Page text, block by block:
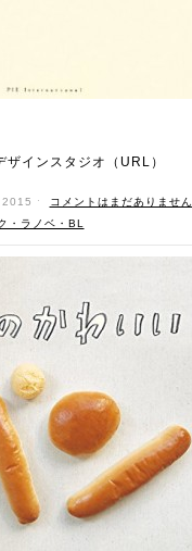
インスタジオ（URL）
ˑ
コメントはまだありません
・ラノベ・BL